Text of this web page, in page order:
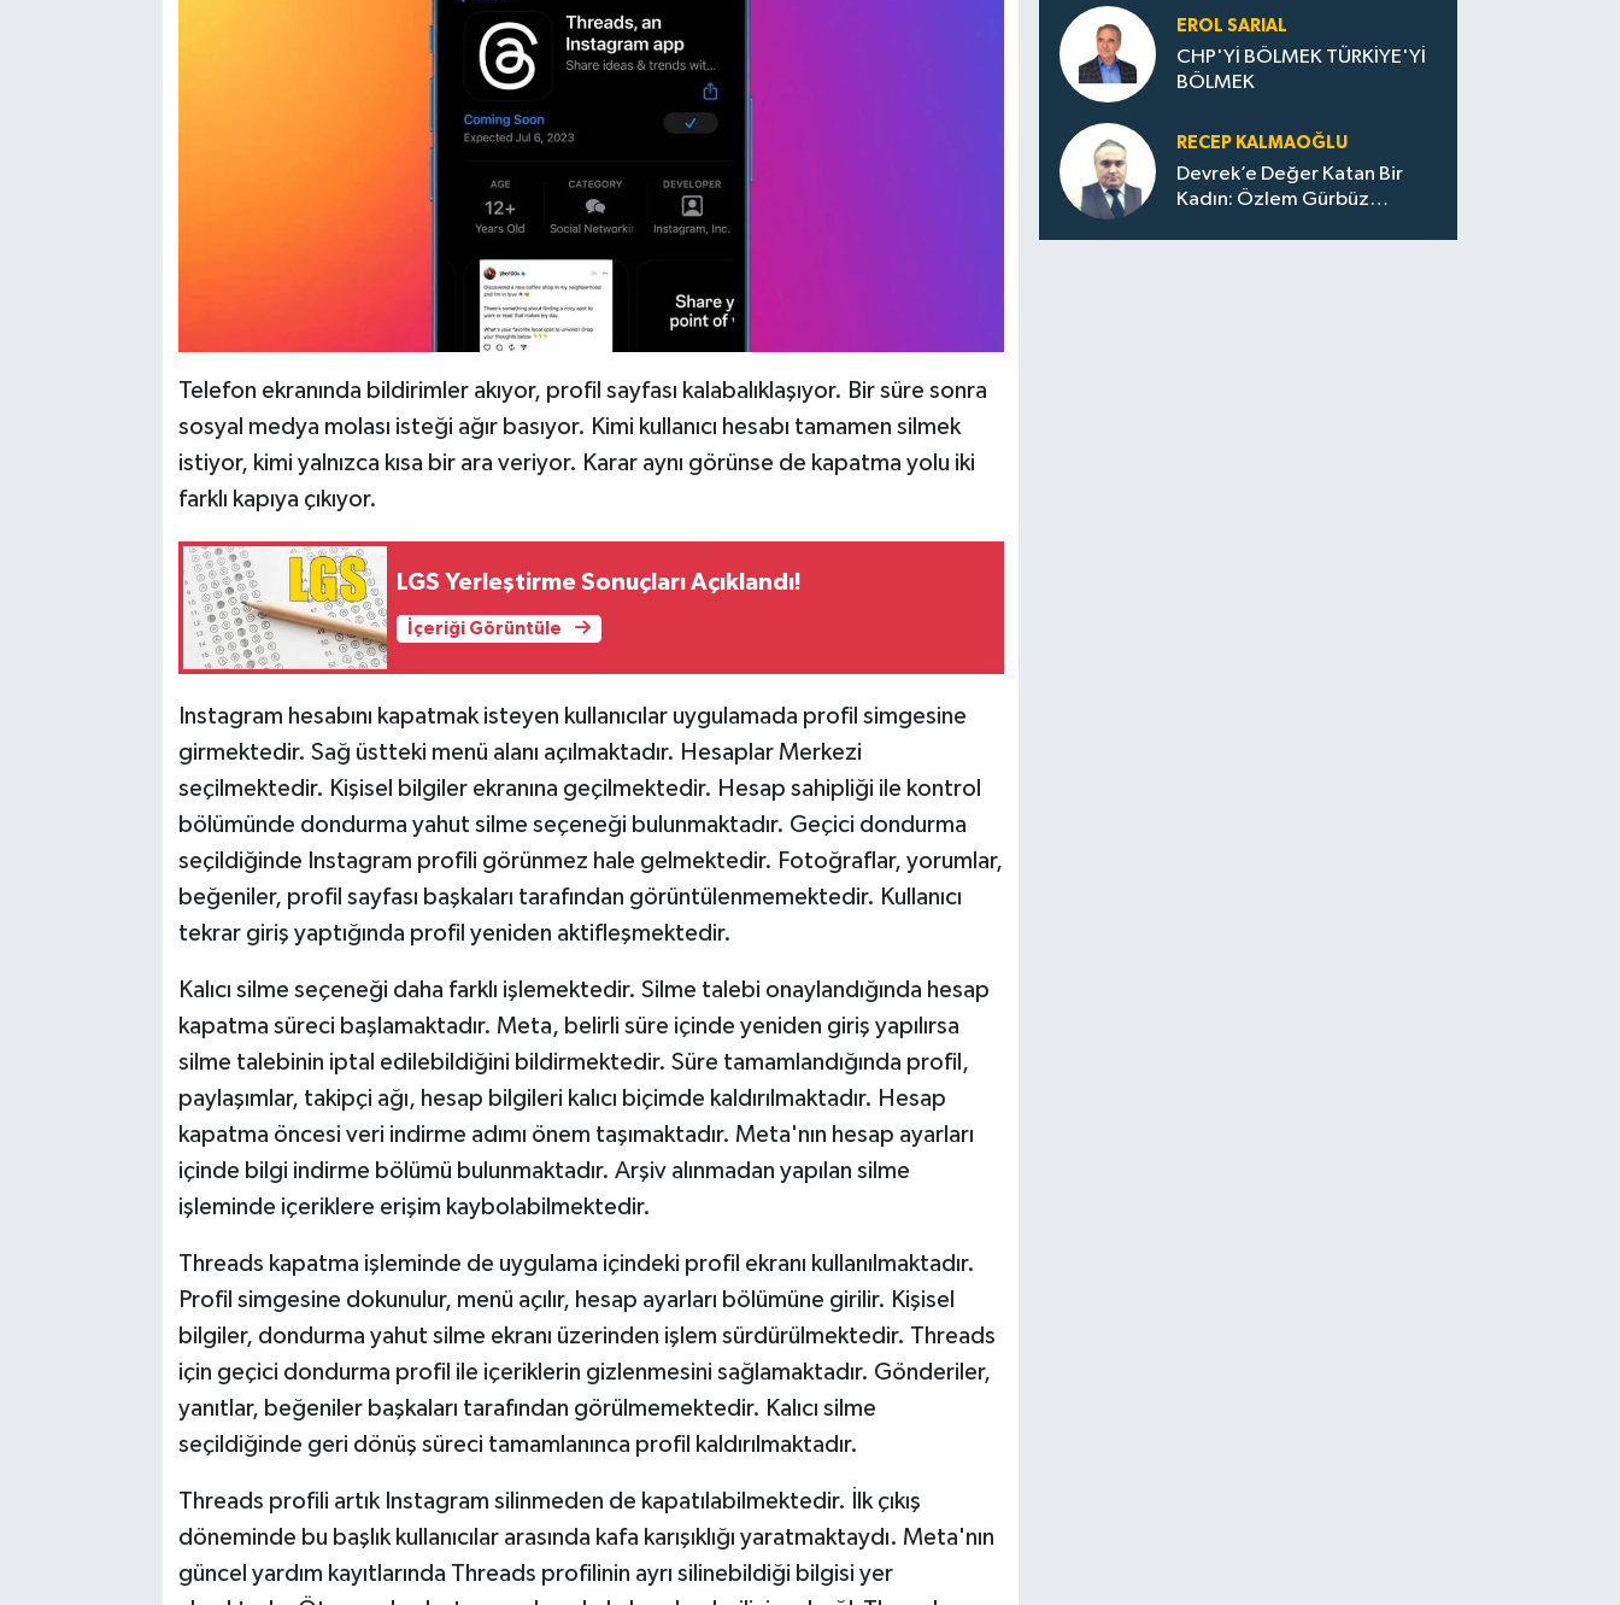
Telefon ekranında bildirimler akıyor, profil sayfası kalabalıklaşıyor. Bir süre sonra
sosyal medya molası isteği ağır basıyor. Kimi kullanıcı hesabı tamamen silmek
istiyor, kimi yalnızca kısa bir ara veriyor. Karar aynı görünse de kapatma yolu iki
farklı kapıya çıkıyor.
LGS Yerleştirme Sonuçları Açıklandı!
İçeriği Görüntüle
Instagram hesabını kapatmak isteyen kullanıcılar uygulamada profil simgesine
girmektedir. Sağ üstteki menü alanı açılmaktadır. Hesaplar Merkezi
seçilmektedir. Kişisel bilgiler ekranına geçilmektedir. Hesap sahipliği ile kontrol
bölümünde dondurma yahut silme seçeneği bulunmaktadır. Geçici dondurma
seçildiğinde Instagram profili görünmez hale gelmektedir. Fotoğraflar, yorumlar,
beğeniler, profil sayfası başkaları tarafından görüntülenmemektedir. Kullanıcı
tekrar giriş yaptığında profil yeniden aktifleşmektedir.
Kalıcı silme seçeneği daha farklı işlemektedir. Silme talebi onaylandığında hesap
kapatma süreci başlamaktadır. Meta, belirli süre içinde yeniden giriş yapılırsa
silme talebinin iptal edilebildiğini bildirmektedir. Süre tamamlandığında profil,
paylaşımlar, takipçi ağı, hesap bilgileri kalıcı biçimde kaldırılmaktadır. Hesap
kapatma öncesi veri indirme adımı önem taşımaktadır. Meta'nın hesap ayarları
içinde bilgi indirme bölümü bulunmaktadır. Arşiv alınmadan yapılan silme
işleminde içeriklere erişim kaybolabilmektedir.
Threads kapatma işleminde de uygulama içindeki profil ekranı kullanılmaktadır.
Profil simgesine dokunulur, menü açılır, hesap ayarları bölümüne girilir. Kişisel
bilgiler, dondurma yahut silme ekranı üzerinden işlem sürdürülmektedir. Threads
için geçici dondurma profil ile içeriklerin gizlenmesini sağlamaktadır. Gönderiler,
yanıtlar, beğeniler başkaları tarafından görülmemektedir. Kalıcı silme
seçildiğinde geri dönüş süreci tamamlanınca profil kaldırılmaktadır.
Threads profili artık Instagram silinmeden de kapatılabilmektedir. İlk çıkış
döneminde bu başlık kullanıcılar arasında kafa karışıklığı yaratmaktaydı. Meta'nın
güncel yardım kayıtlarında Threads profilinin ayrı silinebildiği bilgisi yer
Evler Çöp Dolu
EROL SARIAL
CHP'Yİ BÖLMEK TÜRKİYE'Yİ
BÖLMEK
RECEP KALMAOĞLU
Devrek’e Değer Katan Bir
Kadın: Özlem Gürbüz